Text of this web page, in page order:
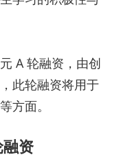
A 轮融资，由创
此轮融资将用于
方面。
资